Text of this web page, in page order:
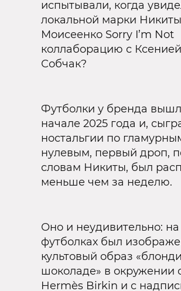
испытывали, когда
локальной марки Никиты
Моисеенко Sorry I’m Not
коллаборацию с Ксенией
Собчак?
Футболки у бренда
начале 2025 года и,
ностальгии по
нулевым, первый дроп,
словам Никиты, был
меньше чем за неделю.
Оно и неудивительно: на
футболках был
культовый образ
шоколаде» в окружении
Hermès Birkin и с